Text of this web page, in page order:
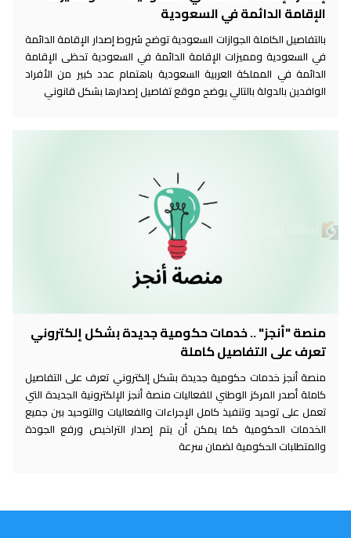
الإقامة الدائمة في السعودية
بالتفاصيل الكاملة الجوازات السعودية توضح شروط إصدار الإقامة الدائمة
في السعودية ومميزات الإقامة الدائمة في السعودية تحظى الإقامة
الدائمة في المملكة العربية السعودية باهتمام عدد كبير من الأفراد
الوافدين بالدولة بالتالي يوضح موقع تفاصيل إصدارها بشكل قانوني
منصة "أنجز" .. خدمات حكومية جديدة بشكل إلكتروني
تعرف على التفاصيل كاملة
منصة أنجز خدمات حكومية جديدة بشكل إلكتروني تعرف على التفاصيل
كاملة أصدر المركز الوطني للفعاليات منصة أنجز الإلكترونية الجديدة التي
تعمل على توحيد وتنفيذ كامل الإجراءات والفعاليات والتوحيد بين جميع
الخدمات الحكومية كما يمكن أن يتم إصدار التراخيص ورفع الجودة
والمتطلبات الحكومية لضمان سرعة